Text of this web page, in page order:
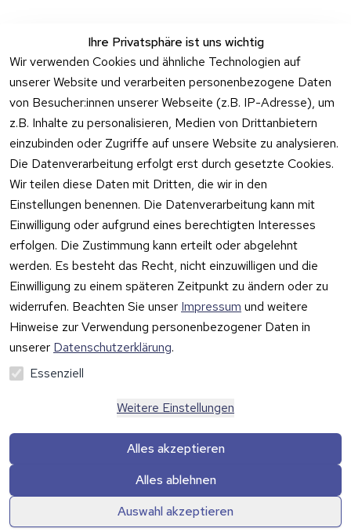
Ihre Privatsphäre ist uns wichtig
Wir verwenden Cookies und ähnliche Technologien auf
unserer Website und verarbeiten personenbezogene Daten
von Besucher:innen unserer Webseite (z.B. IP-Adresse), um
z.B. Inhalte zu personalisieren, Medien von Drittanbietern
einzubinden oder Zugriffe auf unsere Website zu analysieren.
Die Datenverarbeitung erfolgt erst durch gesetzte Cookies.
Wir teilen diese Daten mit Dritten, die wir in den
Einstellungen benennen. Die Datenverarbeitung kann mit
Einwilligung oder aufgrund eines berechtigten Interesses
erfolgen. Die Zustimmung kann erteilt oder abgelehnt
werden. Es besteht das Recht, nicht einzuwilligen und die
Einwilligung zu einem späteren Zeitpunkt zu ändern oder zu
widerrufen. Beachten Sie unser Impressum und weitere
Hinweise zur Verwendung personenbezogener Daten in
unserer Datenschutzerklärung.
Essenziell
Weitere Einstellungen
Alles akzeptieren
Alles ablehnen
Auswahl akzeptieren
Rechtliches
AGB
Impressum
Datenschutzer
klärung
Barrierefreiheit
serklärung
Widerrufsbeleh
rung
Retoureninfo
Vertrag
widerrufen
Kontakt
Prilux Print
Solutions
Wilhem-
Leuschner-Str.
19
Rödermark
Tel.: 06074
Email:
info@prilux-
Support
Hersteller
Fehlermeldung
Druckqualität
Wartungskit
Roller-
Diagramm
Ersatzteile
aus eigenen
Lagerbestan
d
Zahlung
und
Versand
Versandpaus
chale 5,95
© Prilux Online Shop 2026